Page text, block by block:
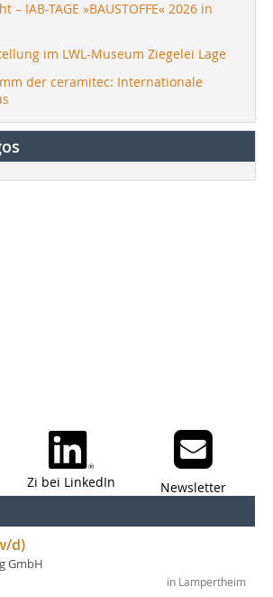
– IAB-TAGE »BAUSTOFFE« 2026 in
im LWL-Museum Ziegelei Lage
der ceramitec: Internationale
Zi bei LinkedIn Newsletter
d)
GmbH
in Lampertheim